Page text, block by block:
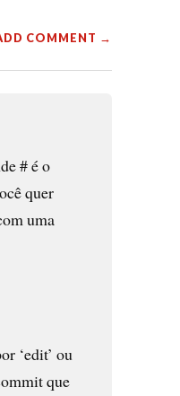
COMMENT →
# é o
quer
uma
‘edit’ ou
que